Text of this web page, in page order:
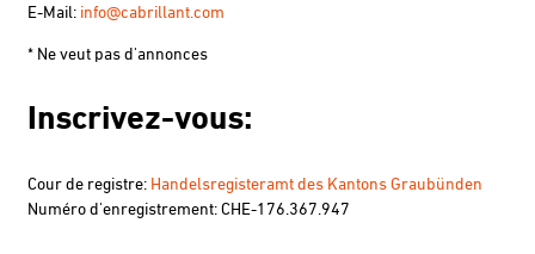
E-Mail: info@cabrillant.com
* Ne veut pas d'annonces
Inscrivez-vous:
Cour de registre: Handelsregisteramt des Kantons Graubünden
Numéro d'enregistrement:CHE-176.367.947